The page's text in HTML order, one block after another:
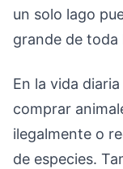
un solo lago
grande de toda
En la vida
comprar
ilegalmente o
de especies.